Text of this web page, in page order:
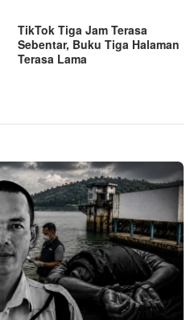
TikTok Tiga Jam Terasa
Sebentar, Buku Tiga Halaman
Terasa Lama